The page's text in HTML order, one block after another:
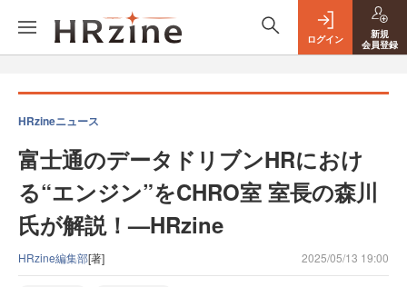
ログイン
新規
会員登録
HRzineニュース
富士通のデータドリブンHRにおけ
る“エンジン”をCHRO室 室長の森川
氏が解説！—HRzine
HRzine編集部[著] 2025/05/13 19:00